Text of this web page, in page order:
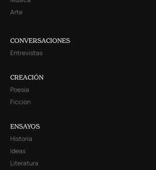
Arte
CONVERSACIONES
Entrevistas
CREACIÓN
Poesía
Ficción
ENSAYOS
Historia
Ideas
Literatura